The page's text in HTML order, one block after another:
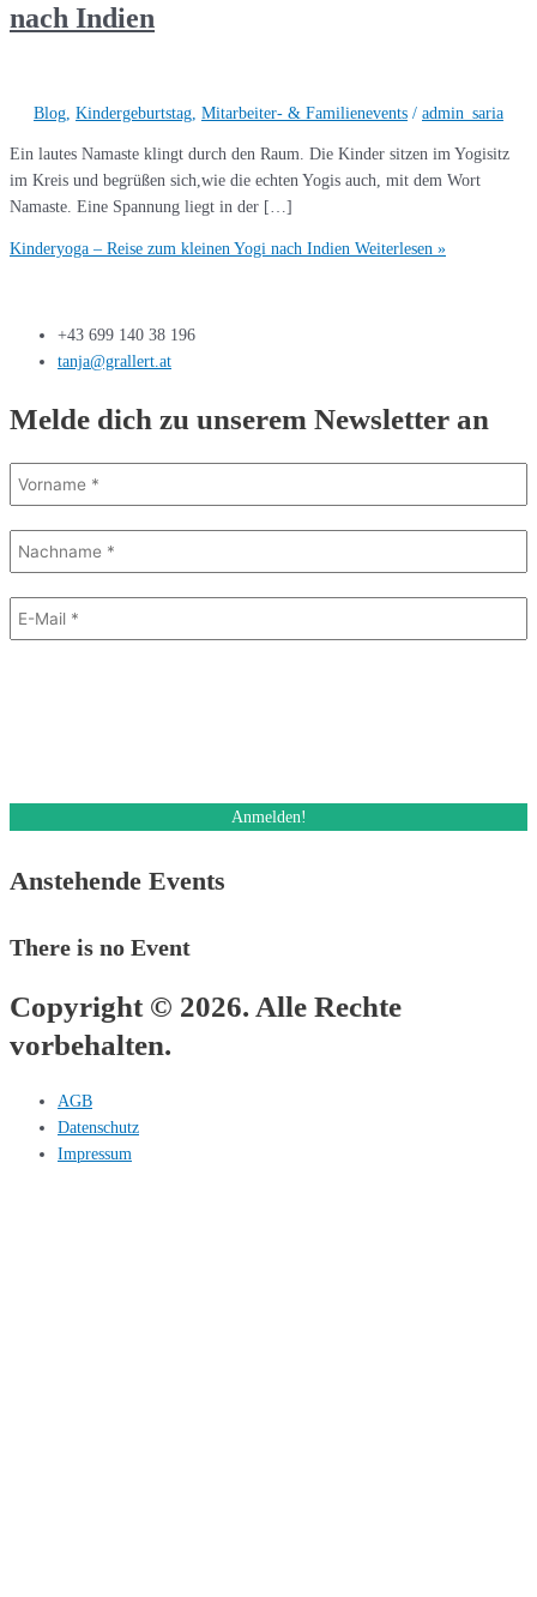
nach Indien
Blog, Kindergeburtstag, Mitarbeiter- & Familienevents / admin_saria
Ein lautes Namaste klingt durch den Raum. Die Kinder sitzen im Yogisitz
im Kreis und begrüßen sich,wie die echten Yogis auch, mit dem Wort
Namaste. Eine Spannung liegt in der […]
Kinderyoga – Reise zum kleinen Yogi nach Indien Weiterlesen »
+43 699 140 38 196
tanja@grallert.at
Melde dich zu unserem Newsletter an
Anstehende Events
There is no Event
Copyright © 2026. Alle Rechte
vorbehalten.
AGB
Datenschutz
Impressum